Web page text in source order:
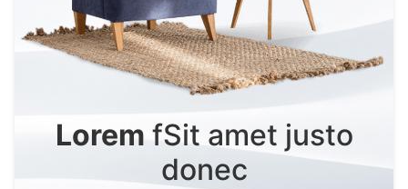
Lorem fSit amet justo
donec